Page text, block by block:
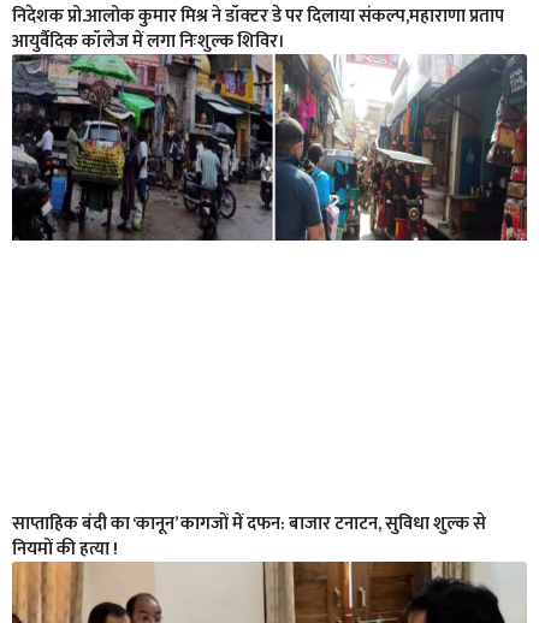
निदेशक प्रो.आलोक कुमार मिश्र ने डॉक्टर डे पर दिलाया संकल्प,महाराणा प्रताप
आयुर्वैदिक कॉलेज में लगा निःशुल्क शिविर।
साप्ताहिक बंदी का ‘कानून’ कागजों में दफन: बाजार टनाटन, सुविधा शुल्क से
नियमों की हत्या !